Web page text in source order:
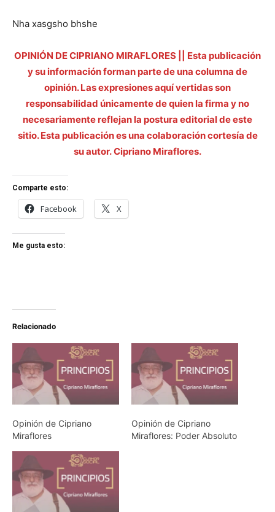
Nha xasgsho bhshe
OPINIÓN DE CIPRIANO MIRAFLORES || Esta publicación
y su información forman parte de una columna de
opinión. Las expresiones aquí vertidas son
responsabilidad únicamente de quien la firma y no
necesariamente reflejan la postura editorial de este
sitio. Esta publicación es una colaboración cortesía de
su autor. Cipriano Miraflores.
Comparte esto:
Facebook X
Me gusta esto:
Relacionado
Opinión de Cipriano
Miraflores
Opinión de Cipriano
Miraflores: Poder Absoluto